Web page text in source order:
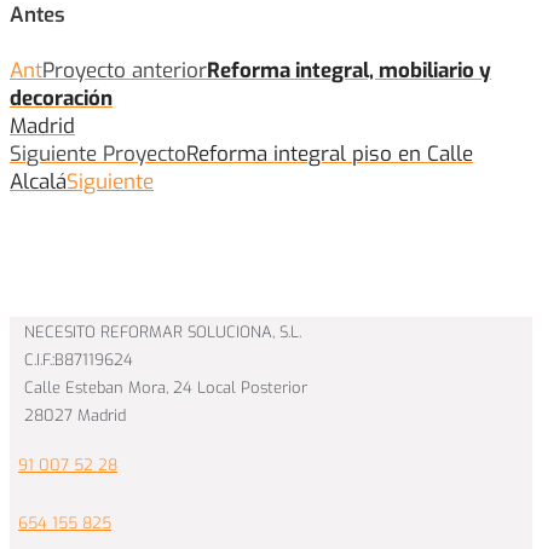
Antes
AntProyecto anteriorReforma integral, mobiliario y
decoración
Madrid
Siguiente ProyectoReforma integral piso en Calle
AlcaláSiguiente
NECESITO REFORMAR SOLUCIONA, S.L.
C.I.F.:B87119624
Calle Esteban Mora, 24 Local Posterior
28027 Madrid
91 007 52 28
654 155 825